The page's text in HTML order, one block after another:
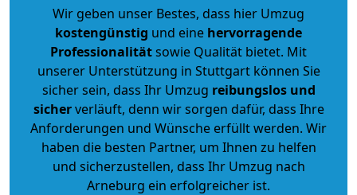
Wir geben unser Bestes, dass hier Umzug
kostengünstig und eine hervorragende
Professionalitätsowie Qualität bietet. Mit
unserer Unterstützung in Stuttgart können Sie
sicher sein, dass Ihr Umzug reibungslos und
sicherverläuft, denn wir sorgen dafür, dass Ihre
Anforderungen und Wünsche erfüllt werden. Wir
haben die besten Partner, um Ihnen zu helfen
und sicherzustellen, dass Ihr Umzug nach
Arneburg ein erfolgreicher ist.